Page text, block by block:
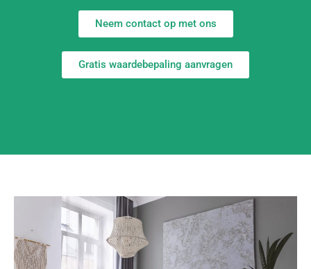
Neem contact op met ons
Gratis waardebepaling aanvragen